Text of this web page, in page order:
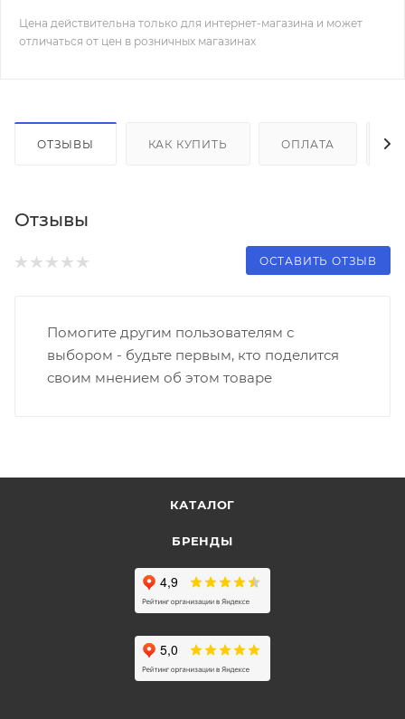
Цена действительна только для интернет-магазина и может
отличаться от цен в розничных магазинах
ОТЗЫВЫ КАК КУПИТЬ ОПЛАТА
Отзывы
ОСТАВИТЬ ОТЗЫВ
Помогите другим пользователям с
выбором - будьте первым, кто поделится
своим мнением об этом товаре
КАТАЛОГ
БРЕНДЫ